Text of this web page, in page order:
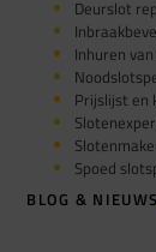
BLOG & NIEUWS
Deurslot
Inhuren
Prijslijst en
Spoed